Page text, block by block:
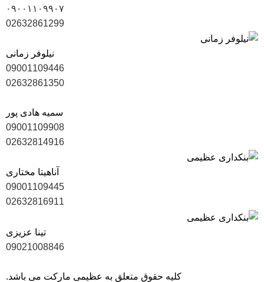
۰۹۰۰۱۱۰۹۹۰۷
02632861299
نیلوفر زمانی
09001109446
02632861350
سمیه هادی پور
09001109908
02632814916
آناهیتا مختاری
09001109445
02632816911
تینا عزیزی
09021008846
کلیه حقوق متعلق به عظیمی مارکت می باشد.